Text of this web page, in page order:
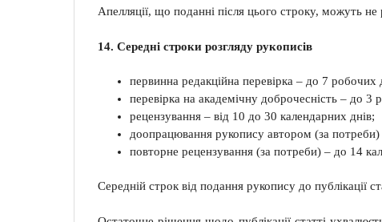
Апелляції, що поданні після цього строку, можуть не
14. Середні строки розгляду рукописів
первинна редакційна перевірка – до 7 робочих
перевірка на академічну доброчесність – до 3
рецензування – від 10 до 30 календарних днів;
доопрацювання рукопису автором (за
повторне рецензування (за потреби) – до 14
Середній строк від подання рукопису до публікації